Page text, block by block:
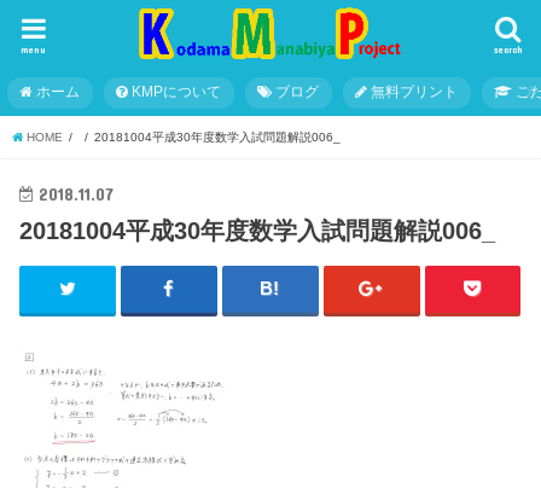
search
menu
ホーム KMPについて ブログ 無料プリント こ
HOME 20181004平成30年度数学入試問題解説006_
2018.11.07
20181004平成30年度数学入試問題解説006_